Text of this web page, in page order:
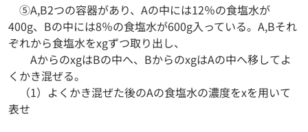
⑤A,B2つの容器があり、Aの中には12％の食塩水が
400g、Bの中には8％の食塩水が600g入っている。A,Bそれ
ぞれから食塩水をxgずつ取り出し、
AからのxgはBの中へ、BからのxgはAの中へ移してよ
くかき混ぜる。
（1）よくかき混ぜた後のAの食塩水の濃度をxを用いて
表せ